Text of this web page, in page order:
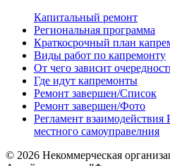
Капитальный ремонт
Региональная программа
Краткосрочный план
Виды работ по капремонту
От чего зависит
Где идут капремонты
Ремонт завершен/Список
Ремонт завершен/Фото
Регламент взаимодействия
местного самоуправелния
© 2026 Некоммерческая